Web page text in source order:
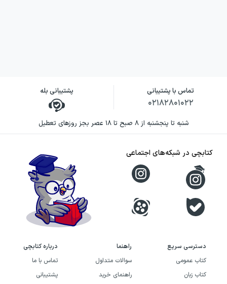
حوزه‌های اجتماعی و فرهنگی پیوند می‌دهد. او
به‌جای آنکه سرمایه‌داری را فقط از طریق مفاهیم
تولید و سود توضیح دهد، به این پرسش
ذهنیت عمومی، فضای روشنفکری و فرهنگ بازتاب
پیدا می‌کند.
شیوه استدلال نویسنده صریح و گاه چالش‌برانگیز
است. میزس در جریان بحث، هم مزیت‌های آزادی
دشواری درباره بازار، سلیقه عمومی و فرهنگ پاسخ
می‌دهد. نتیجه، اثری است که نگاه اقتصادی او را
تماس با پشتیبانی
۰۲۱۸۲۸۰۱۰۲۲
پشتیبانی بله
شنبه تا پنجشنبه از ۸ صبح تا ۱۸ عصر بجز روزهای تعطیل
دسترسی سریع
کتاب عمومی
کتاب زبان
راهنما
سوالات متداول
راهنمای خرید
درباره کتابچی
تماس با ما
پشتیبانی
کتابچی در شبکه‌های اجتماعی